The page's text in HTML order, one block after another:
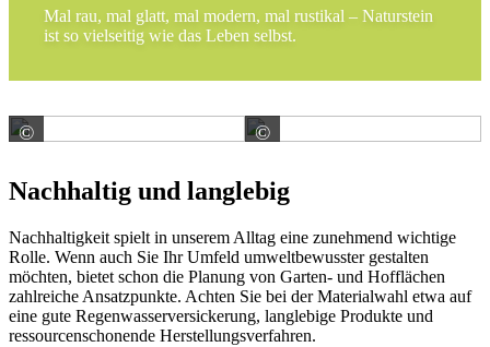
Mal rau, mal glatt, mal modern, mal rustikal – Naturstein
ist so vielseitig wie das Leben selbst.
© SELTRA Natursteinhandel GmbH
©
Nachhaltig und langlebig
Nachhaltigkeit spielt in unserem Alltag eine zunehmend wichtige
Rolle. Wenn auch Sie Ihr Umfeld umweltbewusster gestalten
möchten, bietet schon die Planung von Garten- und Hofflächen
zahlreiche Ansatzpunkte. Achten Sie bei der Materialwahl etwa auf
eine gute Regenwasserversickerung, langlebige Produkte und
ressourcenschonende Herstellungsverfahren.